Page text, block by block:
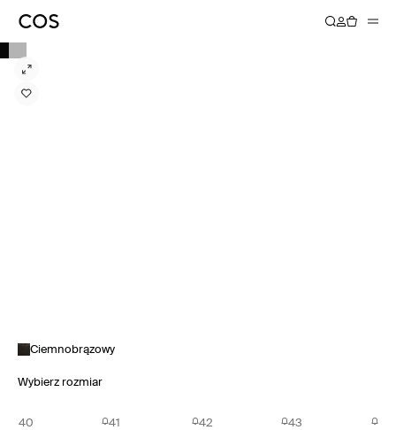
Ciemnobrązowy
Wybierz rozmiar
40 41 42 43